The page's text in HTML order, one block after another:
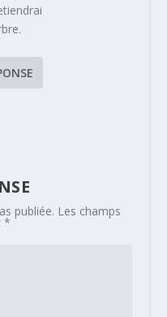
publiée. Les champs
*